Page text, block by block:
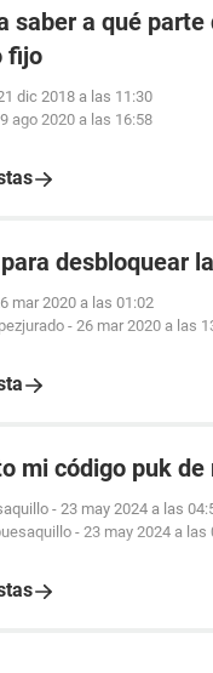
saber a qué
fijo
dic 2018 a las 11:30
9 ago 2020 a las 16:58
desbloquear
mar 2020 a las 01:02
- 26 mar 2020 a las
mi código puk
- 23 may 2024 a las
- 23 may 2024 a las